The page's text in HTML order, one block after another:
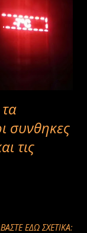
συνθηκες
τις
ΕΔΩ ΣΧΕΤΙΚΑ: